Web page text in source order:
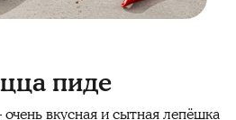
пиде
вкусная и сытная лепёшка